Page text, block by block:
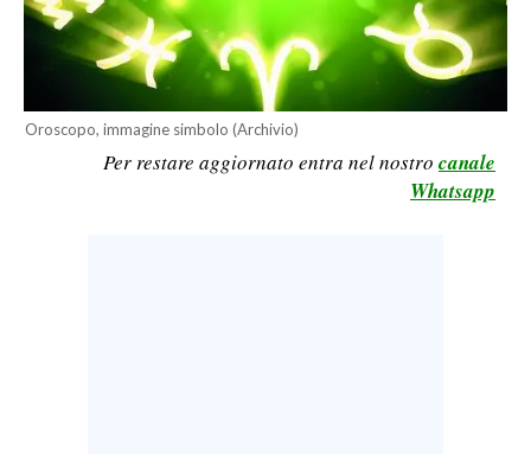
MONDO
POLITICA
ECONOMIA
Oroscopo, immagine simbolo (Archivio)
Per restare aggiornato entra nel nostro canale
Whatsapp